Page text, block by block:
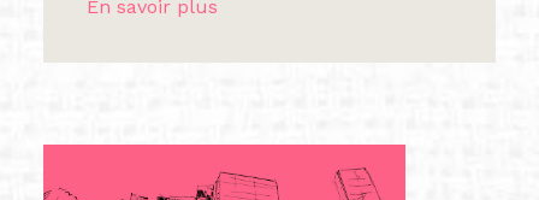
En savoir plus